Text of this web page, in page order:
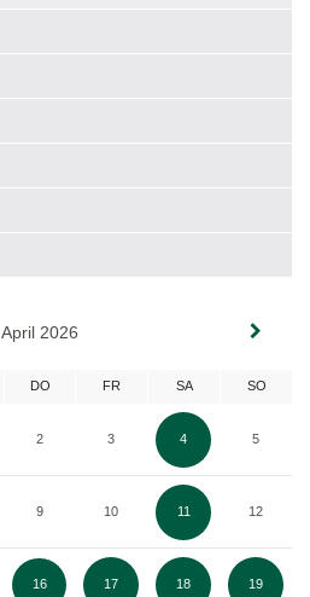
April 2026
DO FR SA SO
2 3 4 5
9 10 11 12
16 17 18 19